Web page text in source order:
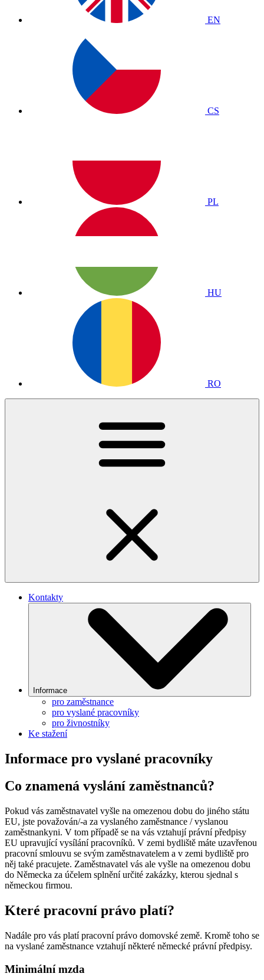
EN
CS
PL
HU
RO
Kontakty
Informace
pro zaměstnance
pro vyslané pracovníky
pro živnostníky
Ke stažení
Informace pro vyslané pracovníky
Co znamená vyslání zaměstnanců?
Pokud vás zaměstnavatel vyšle na omezenou dobu do jiného státu
EU, jste považován/-a za vyslaného zaměstnance / vyslanou
zaměstnankyni. V tom případě se na vás vztahují právní předpisy
EU upravující vysílání pracovníků. V zemi bydliště máte uzavřenou
pracovní smlouvu se svým zaměstnavatelem a v zemi bydliště pro
něj také pracujete. Zaměstnavatel vás ale vyšle na omezenou dobu
do Německa za účelem splnění určité zakázky, kterou sjednal s
německou firmou.
Které pracovní právo platí?
Nadále pro vás platí pracovní právo domovské země. Kromě toho se
na vyslané zaměstnance vztahují některé německé právní předpisy.
Minimální mzda